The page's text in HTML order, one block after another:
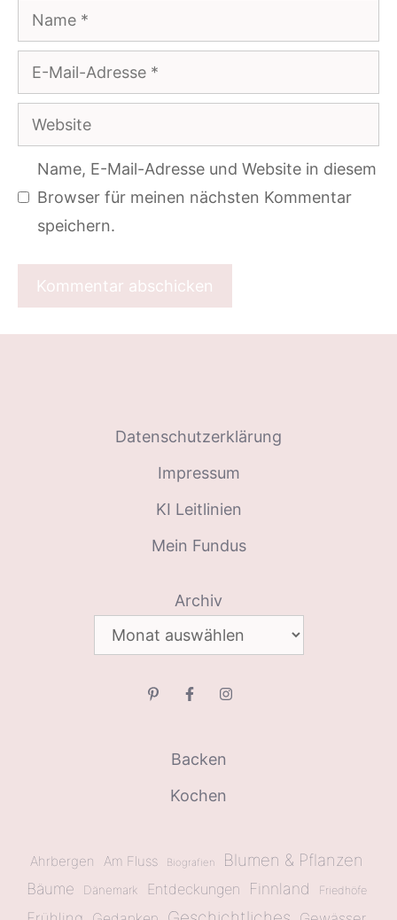
Name
E-
Mail-
Adresse
Website
Name, E-Mail-Adresse und Website in diesem
Browser für meinen nächsten Kommentar
speichern.
Datenschutzerklärung
Impressum
KI Leitlinien
Mein Fundus
Archiv
Backen
Kochen
Ahrbergen Am Fluss Biografien Blumen & Pflanzen
Bäume Dänemark Entdeckungen Finnland Friedhöfe